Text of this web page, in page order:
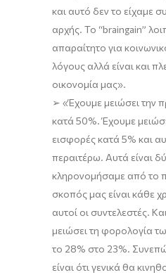
και αυτό δεν το είχαμε
αρχής. Το “braingain”
απαραίτητο για
λόγους αλλά είναι και
οικονομία μας».
➢ «Έχουμε μειώσει την
κατά 50%. Έχουμε
εισφορές κατά 5% και
περαιτέρω. Αυτά είναι
κληρονομήσαμε από το
σκοπός μας είναι κάθε
αυτοί οι συντελεστές.
μειώσει τη φορολογία
το 28% στο 23%.
είναι ότι γενικά θα